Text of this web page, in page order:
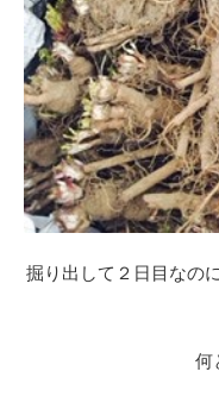
掘り出して２日目なの
何